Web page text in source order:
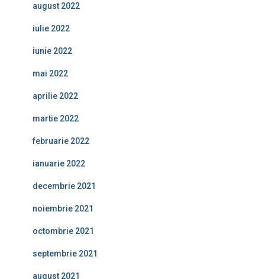
august 2022
iulie 2022
iunie 2022
mai 2022
aprilie 2022
martie 2022
februarie 2022
ianuarie 2022
decembrie 2021
noiembrie 2021
octombrie 2021
septembrie 2021
august 2021